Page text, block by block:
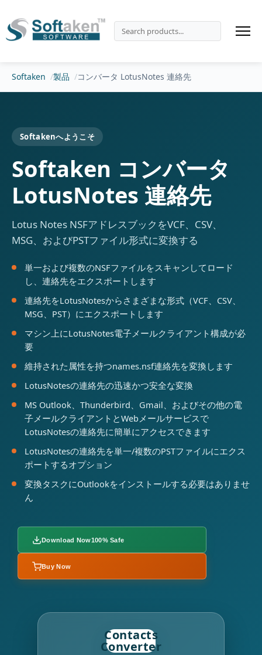
Softaken 製品 コンバータ LotusNotes 連絡先
Softakenへようこそ
Softaken コンバータ
LotusNotes 連絡先
Lotus Notes NSFアドレスブックをVCF、CSV、
MSG、およびPSTファイル形式に変換する
単一および複数のNSFファイルをスキャンしてロード
し、連絡先をエクスポートします
連絡先をLotusNotesからさまざまな形式（VCF、CSV、
MSG、PST）にエクスポートします
マシン上にLotusNotes電子メールクライアント構成が必
要
維持された属性を持つnames.nsf連絡先を変換します
LotusNotesの連絡先の迅速かつ安全な変換
MS Outlook、Thunderbird、Gmail、およびその他の電
子メールクライアントとWebメールサービスで
LotusNotesの連絡先に簡単にアクセスできます
LotusNotesの連絡先を単一/複数のPSTファイルにエクス
ポートするオプション
変換タスクにOutlookをインストールする必要はありませ
ん
Download Now100% Safe
Buy Now
Contacts
Converter